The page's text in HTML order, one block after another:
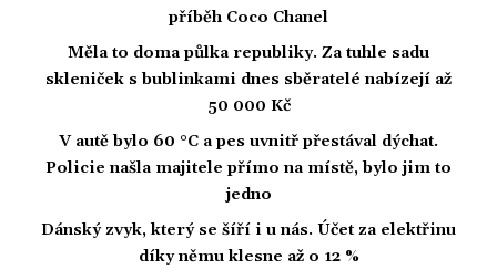
příběh Coco Chanel
Měla to doma půlka republiky. Za tuhle sadu
skleniček s bublinkami dnes sběratelé nabízejí až
50 000 Kč
V autě bylo 60 °C a pes uvnitř přestával dýchat.
Policie našla majitele přímo na místě, bylo jim to
jedno
Dánský zvyk, který se šíří i u nás. Účet za elektřinu
díky němu klesne až o 12 %